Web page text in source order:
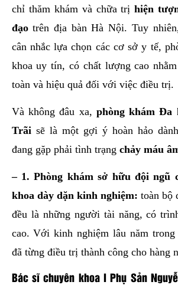
chỉ thăm khám và chữa trịhiện
đạotrên địa bàn Hà Nội. Tuy
cân nhắc lựa chọn các cơ sở y tế,
khoa uy tín, có chất lượng cao
toàn và hiệu quả đối với việc điều trị.
Và không đâu xa, phòng khám Đa
Trãi sẽ là một gợi ý hoàn hảo
đang gặp phải tình trạng chảy máu
– 1. Phòng khám sở hữu đội ngũ
khoa dày dặn kinh nghiệm: toàn bộ
đều là những người tài năng, có
cao. Với kinh nghiệm lâu năm trong
đã từng điều trị thành công cho hàng
Bác sĩ chuyên khoa I Phụ Sản